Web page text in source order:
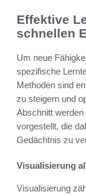
Effektive
schnellen
Um neue
spezifische
Methoden sind
zu steigern und
Abschnitt
vorgestellt, die
Gedächtnis zu
Visualisierung
Visualisierung